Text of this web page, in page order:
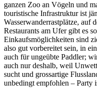
ganzen Zoo an Vögeln und
touristische Infrastruktur ist
Wasserwanderrastplätze, auf
Restaurants am Ufer gibt es
Einkaufsmöglichkeiten sind
also gut vorbereitet sein, in
auch für ungeübte Paddler;
auch nur deshalb, weil
sucht und grossartige
unbedingt empfohlen – Party